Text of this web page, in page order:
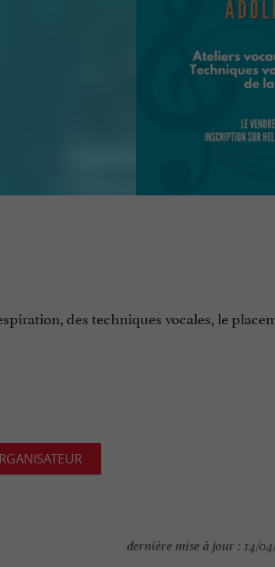
des techniques vocales, le
dernière mise à jour : 14/